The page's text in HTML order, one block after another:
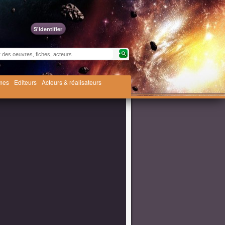
S'identifier
Editeurs Acteurs & réalisateurs